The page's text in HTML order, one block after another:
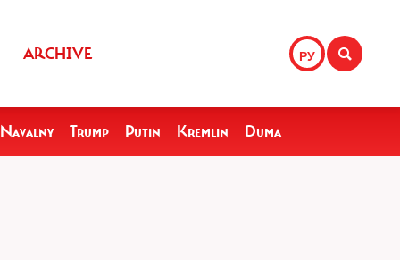
РУ
ARCHIVE
Navalny Trump Putin Kremlin Duma